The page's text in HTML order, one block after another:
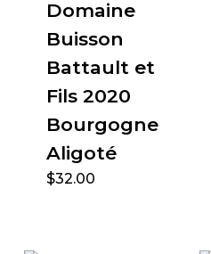
Domaine
Buisson
Battault et
Fils 2020
Bourgogne
Aligoté
$32.00